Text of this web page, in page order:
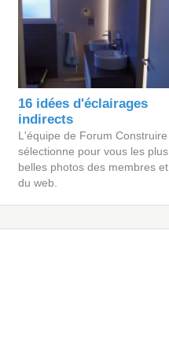
16 idées d'éclairages
indirects
L'équipe de Forum Construire
sélectionne pour vous les plus
belles photos des membres et
du web.